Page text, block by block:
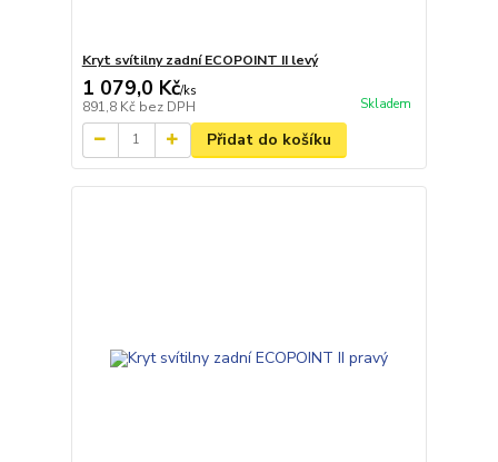
Kryt svítilny zadní ECOPOINT II levý
1 079,0 Kč/ks
891,8 Kč bez DPH Skladem
Přidat do košíku